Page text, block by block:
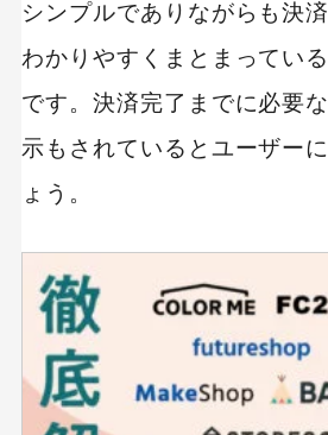
シンプルでありながらも決
わかりやすくまとまってい
です。決済完了までに必要
示もされているとユーザー
ょう。